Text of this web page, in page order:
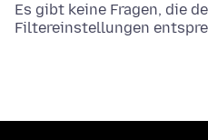
Es gibt keine Fragen, die
Filtereinstellungen